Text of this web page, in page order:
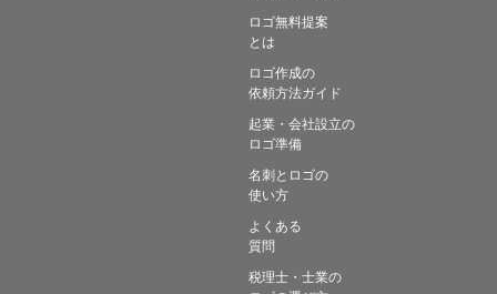
ロゴ無料提案
とは
ロゴ作成の
依頼方法ガイド
起業・会社設立の
ロゴ準備
名刺とロゴの
使い方
よくある
質問
税理士・士業の